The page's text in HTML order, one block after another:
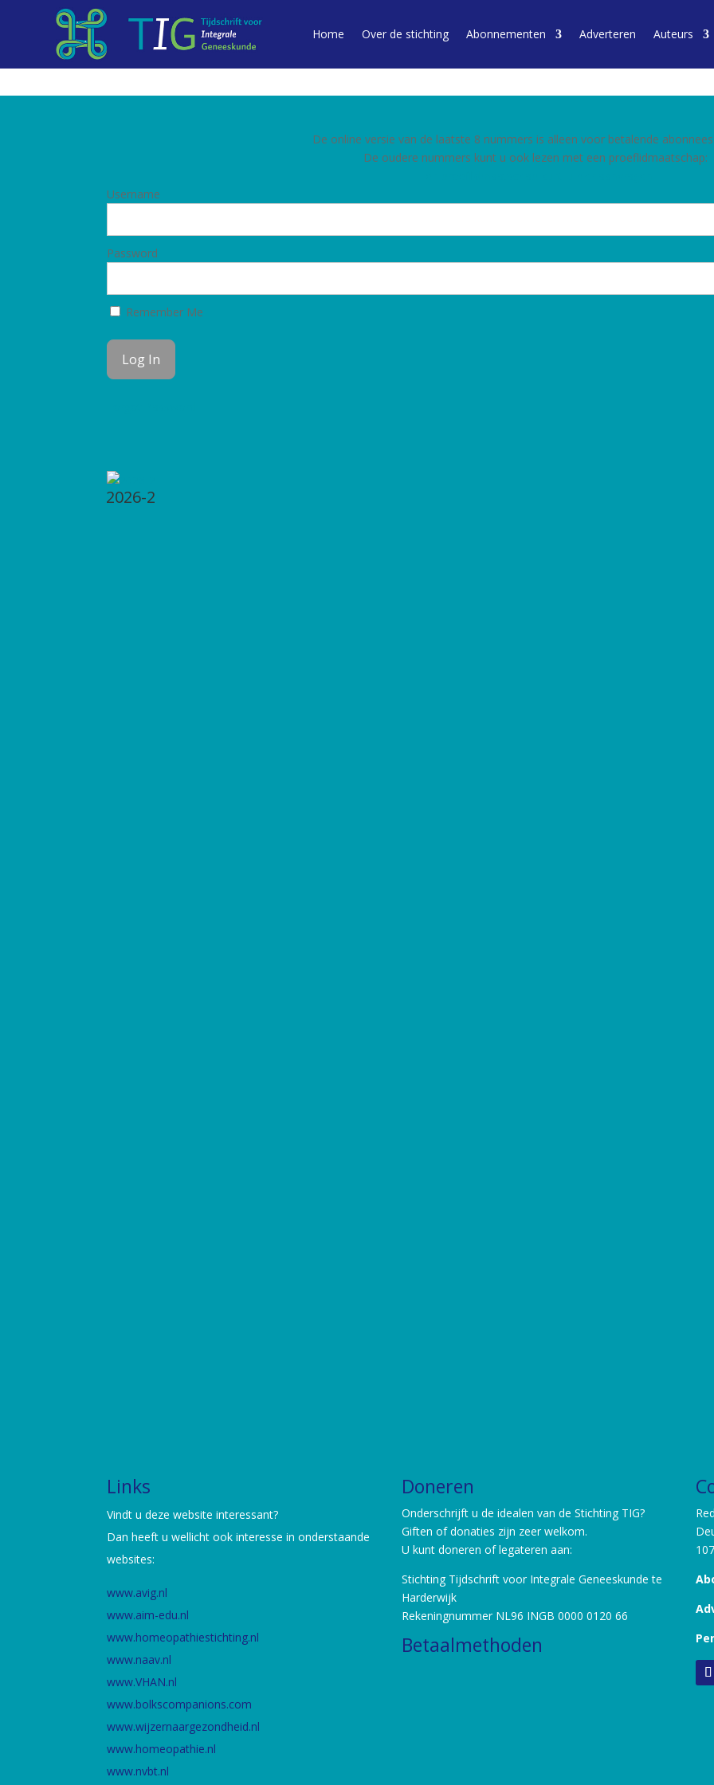
Home Over de stichting Abonnementen Adverteren Auteurs
De online versie van de laatste 8 nummers is alleen voor betalende abonnees
De oudere nummers kunt u ook lezen met een proeflidmaatschap:
Username
Password
Remember Me
2026-2
Links
Vindt u deze website interessant?
Dan heeft u wellicht ook interesse in onderstaande
websites:
www.avig.nl
www.aim-edu.nl
www.homeopathiestichting.nl
www.naav.nl
www.VHAN.nl
www.bolkscompanions.com
www.wijzernaargezondheid.nl
www.homeopathie.nl
www.nvbt.nl
Doneren
Onderschrijft u de idealen van de Stichting TIG?
Giften of donaties zijn zeer welkom.
U kunt doneren of legateren aan:
Stichting Tijdschrift voor Integrale Geneeskunde te
Harderwijk
Rekeningnummer NL96 INGB 0000 0120 66
Betaalmethoden